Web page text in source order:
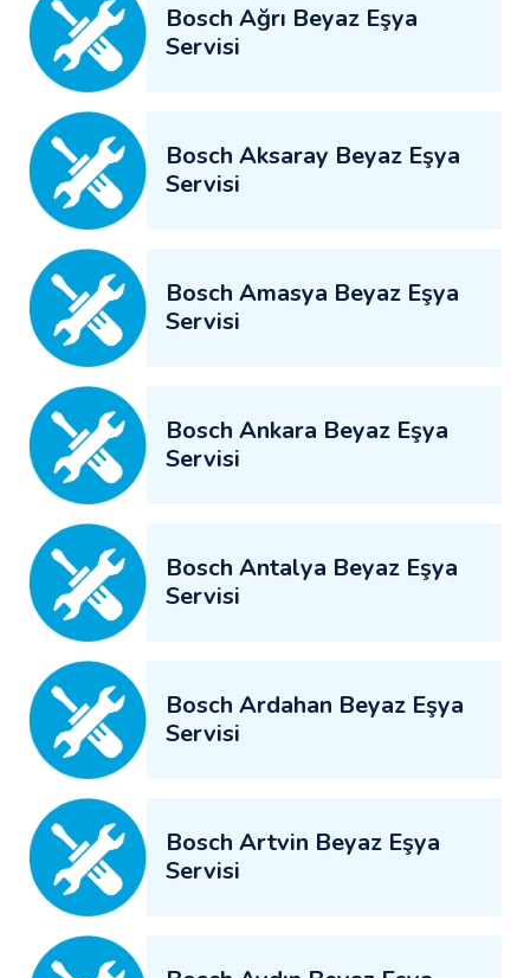
Bosch Ağrı Beyaz Eşya
Servisi
Bosch Aksaray Beyaz Eşya
Servisi
Bosch Amasya Beyaz Eşya
Servisi
Bosch Ankara Beyaz Eşya
Servisi
Bosch Antalya Beyaz Eşya
Servisi
Bosch Ardahan Beyaz Eşya
Servisi
Bosch Artvin Beyaz Eşya
Servisi